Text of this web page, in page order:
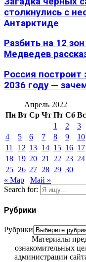
столкнулись с
Антарктиде
Разбить на 12
Медведев
Россия построит
2036 году —
Апрель 2022
Пн Вт Ср Чт Пт Сб Вс
1
2
3
4
5 6 7 8 9
10
11
12 13 14 15 16 17
18 19 20 21 22 23 24
25 26 27 28 29 30
« Мар
Май »
Search for:
Рубрики
Рубрики
Материалы
ознакомительных
администрации